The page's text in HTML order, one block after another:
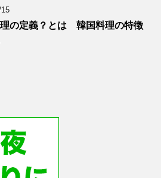
の定義？とは 韓国料理の特徴